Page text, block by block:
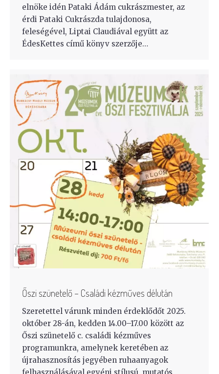
elnöke idén Pataki Ádám cukrászmester, az
érdi Pataki Cukrászda tulajdonosa,
feleségével, Liptai Claudiával együtt az
ÉdesKettes című könyv szerzője…
Őszi szünetelő – Családi kézműves délután
Szeretettel várunk minden érdeklődőt 2025.
október 28-án, kedden 14.00–17.00 között az
Őszi szünetelő c. családi kézműves
programunkra, amelynek keretében az
újrahasznosítás jegyében ruhaanyagok